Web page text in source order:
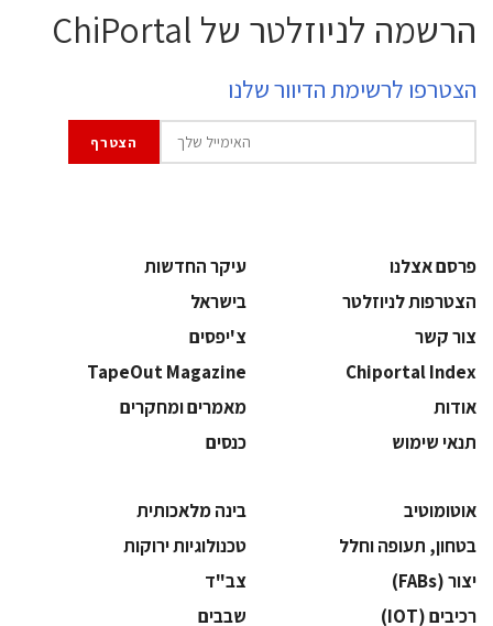
הרשמה לניוזלטר של ChiPortal
הצטרפו לרשימת הדיוור שלנו
פרסם אצלנו
עיקר החדשות
הצטרפות לניוזלטר
בישראל
צור קשר
צ'יפסים
Chiportal Index
TapeOut Magazine
אודות
מאמרים ומחקרים
תנאי שימוש
כנסים
אוטומוטיב
בינה מלאכותית
בטחון, תעופה וחלל
‫טכנולוגיות ירוקות‬
‫יצור (‪(FABs‬‬
‫צב"ד‬
‫רכיבים‬ (IOT)
‫שבבים‬